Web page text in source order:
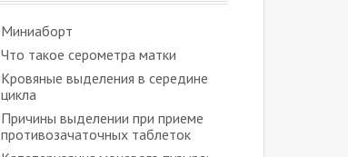
Миниаборт
Что такое серометра матки
Кровяные выделения в середине
цикла
Причины выделении при приеме
противозачаточных таблеток